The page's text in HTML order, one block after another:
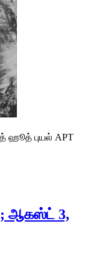
ஹூத் புயல் APT
ஆகஸ்ட் 3,